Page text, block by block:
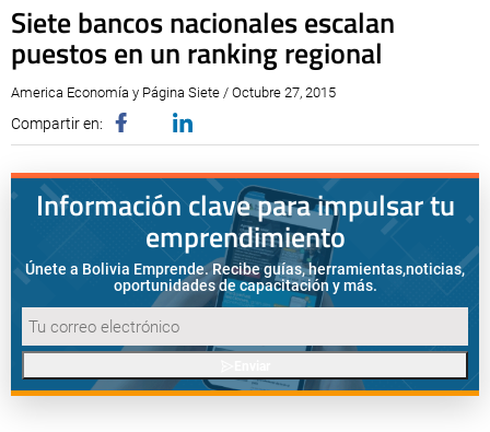
Siete bancos nacionales escalan
puestos en un ranking regional
America Economía y Página Siete / Octubre 27, 2015
Compartir en:
Información clave para impulsar tu
emprendimiento
Únete a Bolivia Emprende. Recibe guías, herramientas,noticias,
oportunidades de capacitación y más.